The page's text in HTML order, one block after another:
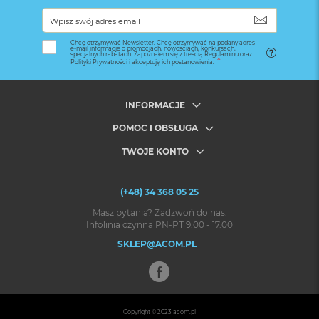
Chcę otrzymywać Newsletter. Chcę otrzymywać na podany adres
e-mail informacje o promocjach, nowościach, konkursach,
specjalnych rabatach. Zapoznałem się z treścią Regulaminu oraz
Polityki Prywatności i akceptuję ich postanowienia.
INFORMACJE
POMOC I OBSŁUGA
TWOJE KONTO
(+48) 34 368 05 25
Masz pytania? Zadzwoń do nas.
Infolinia czynna PN-PT 9.00 - 17.00
SKLEP@ACOM.PL
Copyright © 2023 acom.pl